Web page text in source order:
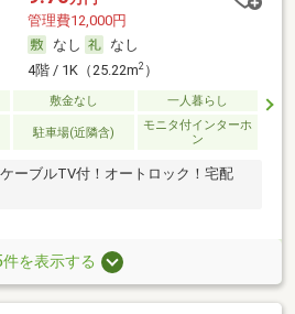
管理費12,000円
なし
なし
4階 / 1K（25.22m2）
敷金なし 一人暮らし
駐車場(近隣含)
モニタ付インターホ
ン
ーブルTV付！オートロック！宅配
を表示する